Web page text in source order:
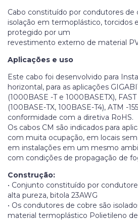
Cabo constituído por condutores de
isolação em termoplástico, torcidos
protegido por um
revestimento externo de material
Aplicações e uso
Este cabo foi desenvolvido para
horizontal, para as aplicações
(1000BASE -T e 1000BASETX),
(100BASE-TX, 100BASE-T4), ATM -
conformidade com a diretiva RoHS.
Os cabos CM são indicados para
com muita ocupação, em locais
em instalações em um mesmo
com condições de propagação de
Construção:
• Conjunto constituído por
alta pureza, bitola 23AWG
• Os condutores de cobre são
material termoplástico Polietileno